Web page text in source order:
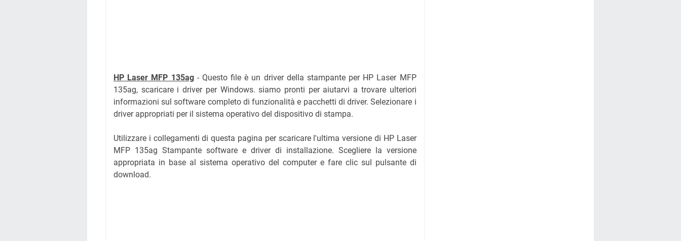
HP Laser MFP 135ag- Questo file è un driver della stampante per HP Laser MFP
135ag, scaricare i driver per Windows. siamo pronti per aiutarvi a trovare ulteriori
informazioni sul software completo di funzionalità e pacchetti di driver.Selezionare i
driver appropriati per il sistema operativo del dispositivo di stampa.
Utilizzare i collegamenti di questa pagina per scaricare l'ultima versione di HP Laser
MFP 135ag Stampante software e driver di installazione. Scegliere la versione
appropriata in base al sistema operativo del computer e fare clic sul pulsante di
download.